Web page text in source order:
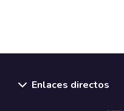
Enlaces directos